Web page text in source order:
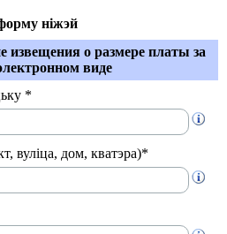
ніжэй
извещения о размере платы за
виде
*
вуліца, дом, кватэра)*